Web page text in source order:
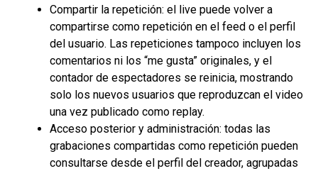
Compartir la repetición: el live puede volver a
compartirse como repetición en el feed o el perfil
del usuario. Las repeticiones tampoco incluyen los
comentarios ni los “me gusta” originales, y el
contador de espectadores se reinicia, mostrando
solo los nuevos usuarios que reproduzcan el video
una vez publicado como replay.
Acceso posterior y administración: todas las
grabaciones compartidas como repetición pueden
consultarse desde el perfil del creador, agrupadas